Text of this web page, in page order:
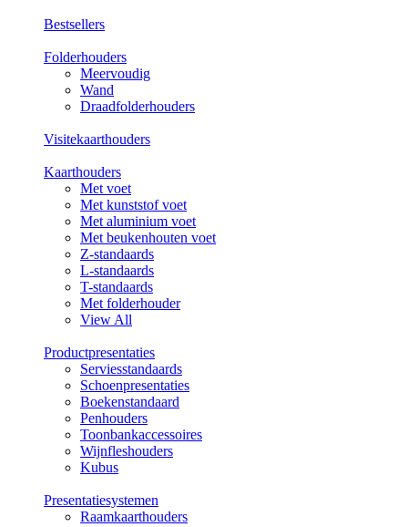
Bestsellers
Folderhouders
Meervoudig
Wand
Draadfolderhouders
Visitekaarthouders
Kaarthouders
Met voet
Met kunststof voet
Met aluminium voet
Met beukenhouten voet
Z-standaards
L-standaards
T-standaards
Met folderhouder
View All
Productpresentaties
Serviesstandaards
Schoenpresentaties
Boekenstandaard
Penhouders
Toonbankaccessoires
Wijnfleshouders
Kubus
Presentatiesystemen
Raamkaarthouders